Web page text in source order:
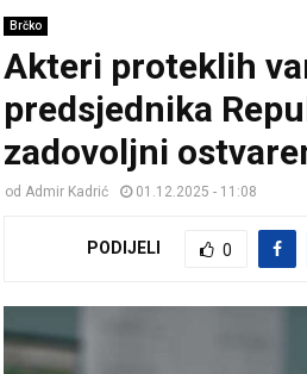
Brčko
Akteri proteklih
predsjednika
zadovoljni
od Admir Kadrić 01.12.2025 - 11:08
PODIJELI 0